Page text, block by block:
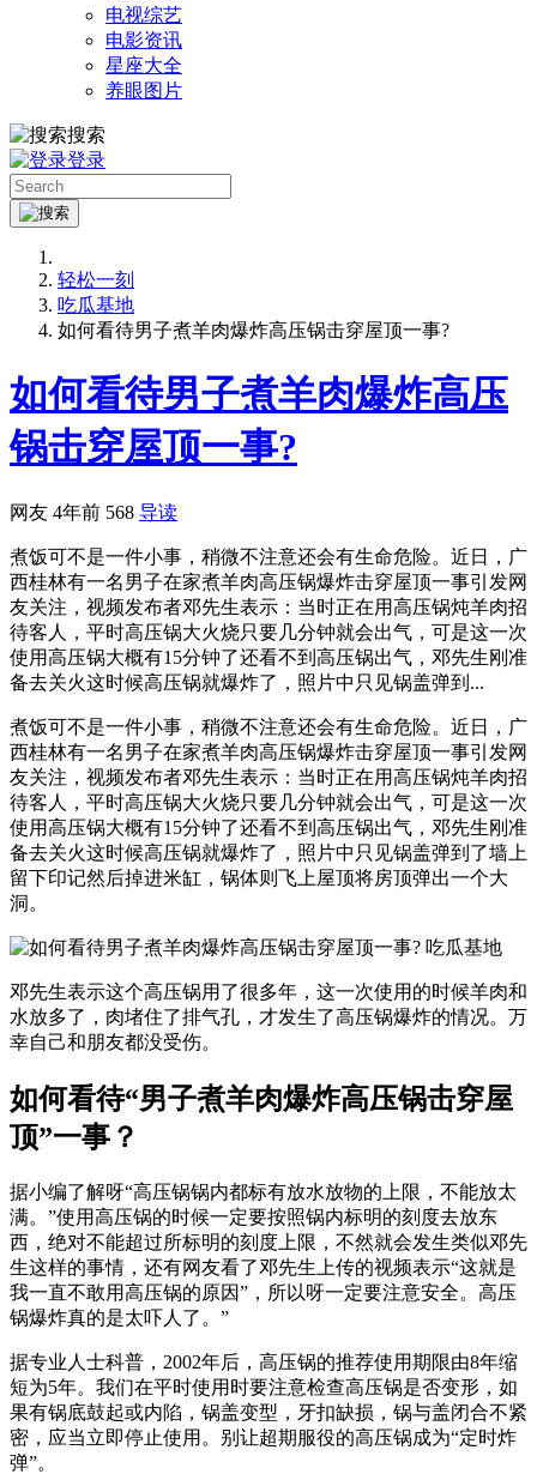
电视综艺
电影资讯
星座大全
养眼图片
搜索
登录
轻松一刻
吃瓜基地
如何看待男子煮羊肉爆炸高压锅击穿屋顶一事?
如何看待男子煮羊肉爆炸高压
锅击穿屋顶一事?
网友 4年前 568 导读
煮饭可不是一件小事，稍微不注意还会有生命危险。近日，广
西桂林有一名男子在家煮羊肉高压锅爆炸击穿屋顶一事引发网
友关注，视频发布者邓先生表示：当时正在用高压锅炖羊肉招
待客人，平时高压锅大火烧只要几分钟就会出气，可是这一次
使用高压锅大概有15分钟了还看不到高压锅出气，邓先生刚准
备去关火这时候高压锅就爆炸了，照片中只见锅盖弹到...
煮饭可不是一件小事，稍微不注意还会有生命危险。近日，广
西桂林有一名男子在家煮羊肉高压锅爆炸击穿屋顶一事引发网
友关注，视频发布者邓先生表示：当时正在用高压锅炖羊肉招
待客人，平时高压锅大火烧只要几分钟就会出气，可是这一次
使用高压锅大概有15分钟了还看不到高压锅出气，邓先生刚准
备去关火这时候高压锅就爆炸了，照片中只见锅盖弹到了墙上
留下印记然后掉进米缸，锅体则飞上屋顶将房顶弹出一个大
洞。
邓先生表示这个高压锅用了很多年，这一次使用的时候羊肉和
水放多了，肉堵住了排气孔，才发生了高压锅爆炸的情况。万
幸自己和朋友都没受伤。
如何看待“男子煮羊肉爆炸高压锅击穿屋
顶”一事？
据小编了解呀“高压锅锅内都标有放水放物的上限，不能放太
满。”使用高压锅的时候一定要按照锅内标明的刻度去放东
西，绝对不能超过所标明的刻度上限，不然就会发生类似邓先
生这样的事情，还有网友看了邓先生上传的视频表示“这就是
我一直不敢用高压锅的原因”，所以呀一定要注意安全。高压
锅爆炸真的是太吓人了。”
据专业人士科普，2002年后，高压锅的推荐使用期限由8年缩
短为5年。我们在平时使用时要注意检查高压锅是否变形，如
果有锅底鼓起或内陷，锅盖变型，牙扣缺损，锅与盖闭合不紧
密，应当立即停止使用。别让超期服役的高压锅成为“定时炸
弹”。